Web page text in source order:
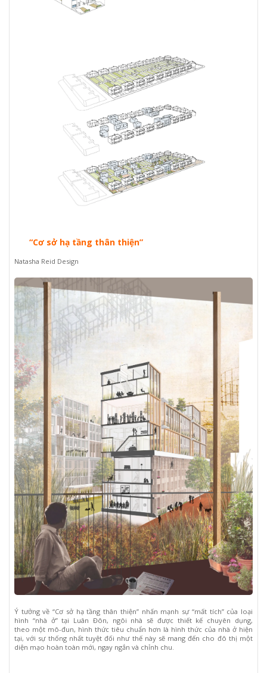
“Cơ sở hạ tầng thân thiện”
Natasha Reid Design
Ý tưởng về “Cơ sở hạ tầng thân thiện” nhấn mạnh sự “mất tích” của loại
hình “nhà ở” tại Luân Đôn, ngôi nhà sẽ được thiết kế chuyên dụng,
theo một mô-đun, hình thức tiêu chuẩn hơn là hình thức của nhà ở hiện
tại, với sự thống nhất tuyệt đối như thế này sẽ mang đến cho đô thị một
diện mạo hoàn toàn mới, ngay ngắn và chỉnh chu.